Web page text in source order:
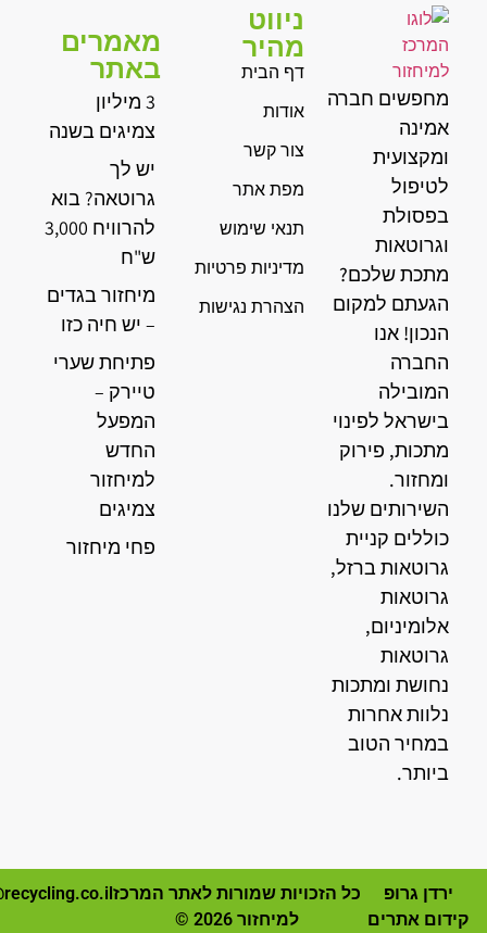
מחפשים חברה
אמינה
ומקצועית
לטיפול
בפסולת
וגרוטאות
מתכת שלכם?
הגעתם למקום
הנכון! אנו
החברה
המובילה
בישראל לפינוי
מתכות, פירוק
ומחזור.
השירותים שלנו
כוללים קניית
גרוטאות ברזל,
גרוטאות
אלומיניום,
גרוטאות
נחושת ומתכות
נלוות אחרות
במחיר הטוב
ביותר.
ניווט
מהיר
דף הבית
אודות
צור קשר
מפת אתר
תנאי שימוש
מדיניות פרטיות
הצהרת נגישות
מאמרים
באתר
3 מיליון
צמיגים בשנה
יש לך
גרוטאה? בוא
להרוויח 3,000
ש"ח
מיחזור בגדים
– יש חיה כזו
פתיחת שערי
טיירק –
המפעל
החדש
למיחזור
צמיגים
פחי מיחזור
ירדן גרופ
קידום אתרים
כל הזכויות שמורות לאתר המרכז
למיחזור 2026 ©